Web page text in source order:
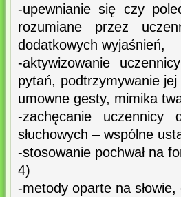
-upewnianie się czy
rozumiane przez
dodatkowych wyjaśnień,
-aktywizowanie
pytań, podtrzymywanie
umowne gesty, mimika
-zachęcanie uczennicy
słuchowych – wspólne
-stosowanie pochwał na
4)
-metody oparte na